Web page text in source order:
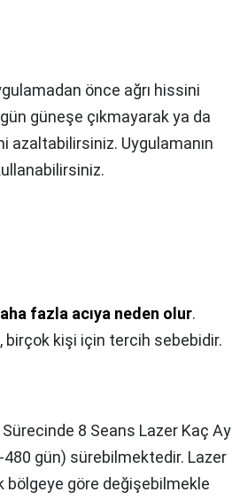
önce ağrı hissini
güneşe çıkmayarak ya da
azaltabilirsiniz. Uygulamanın
fazla acıya neden olur.
birçok kişi için tercih sebebidir.
8 Seans Lazer Kaç Ay
480 gün) sürebilmektedir. Lazer
bölgeye göre değişebilmekle